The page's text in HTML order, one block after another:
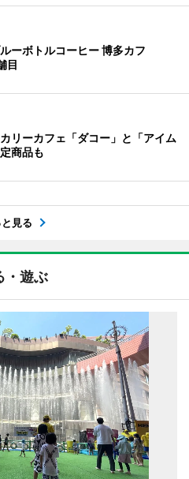
ーボトルコーヒー 博多カフ
目
リーカフェ「ダコー」と「アイム
商品も
見る
・遊ぶ